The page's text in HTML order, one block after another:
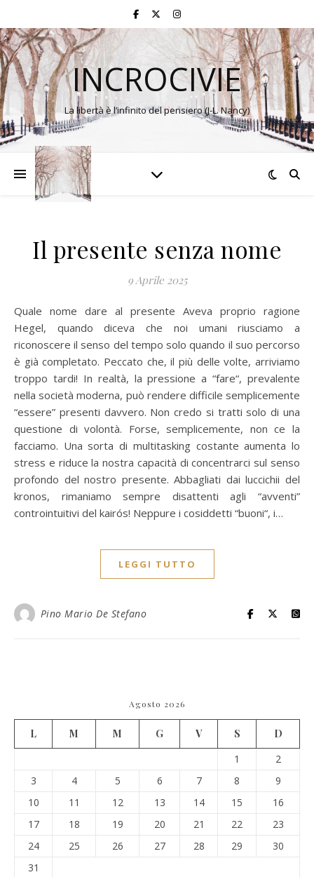
INCROCIVIE
La libertà è l’infinito del pensiero (J-L. Nancy)
Il presente senza nome
9 Aprile 2025
Quale nome dare al presente Aveva proprio ragione
Hegel, quando diceva che noi umani riusciamo a
riconoscere il senso del tempo solo quando il suo percorso
è già completato. Peccato che, il più delle volte, arriviamo
troppo tardi! In realtà, la pressione a “fare“, prevalente
nella società moderna, può rendere difficile semplicemente
“essere” presenti davvero. Non credo si tratti solo di una
questione di volontà. Forse, semplicemente, non ce la
facciamo. Una sorta di multitasking costante aumenta lo
stress e riduce la nostra capacità di concentrarci sul senso
profondo del nostro presente. Abbagliati dai luccichii del
kronos, rimaniamo sempre disattenti agli “avventi”
controintuitivi del kairós! Neppure i cosiddetti “buoni“, i…
LEGGI TUTTO
Pino Mario De Stefano
Agosto 2026
L M M G V S
D
1
2
3
4 5 6 7 8
9
10
11 12 13 14 15
16
17
18 19 20 21 22
23
24
25 26 27 28 29
30
31